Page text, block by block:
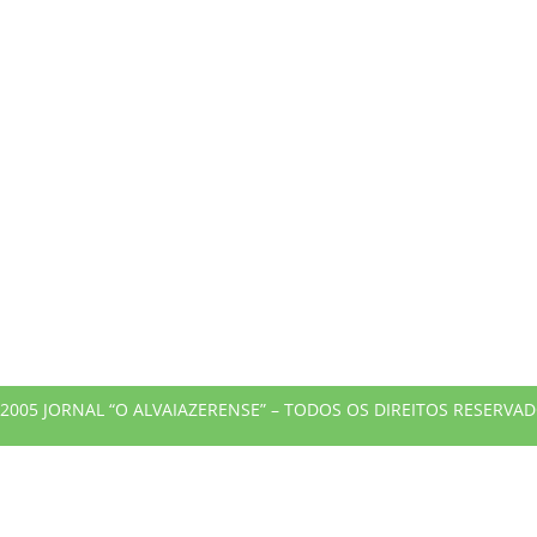
JORNAL “O ALVAIAZERENSE” – TODOS OS DIREITOS